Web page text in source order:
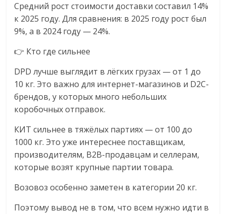
Средний рост стоимости доставки составил 14%
к 2025 году. Для сравнения: в 2025 году рост был
9%, а в 2024 году — 24%.
👉 Кто где сильнее
DPD лучше выглядит в лёгких грузах — от 1 до
10 кг. Это важно для интернет-магазинов и D2C-
брендов, у которых много небольших
коробочных отправок.
КИТ сильнее в тяжёлых партиях — от 100 до
1000 кг. Это уже интереснее поставщикам,
производителям, B2B-продавцам и селлерам,
которые возят крупные партии товара.
Возовоз особенно заметен в категории 20 кг.
Поэтому вывод не в том, что всем нужно идти в